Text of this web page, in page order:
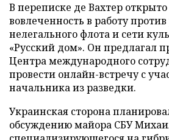
В переписке де Вахтер
вовлеченность в работу
нелегального флота и сети
«Русский дом». Он предлагал
Центра международного
провести онлайн-встречу с
начальника из разведки.
Украинская сторона
обсуждению майора СБУ